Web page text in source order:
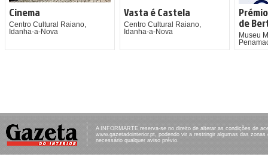
Cinema
Centro Cultural Raiano,
Idanha-a-Nova
Vasta é Castela
Centro Cultural Raiano,
Idanha-a-Nova
de
Museu
A INFORMARTE reserva-se no direito de alterar as condições de
www.gazetadointerior.pt, podendo vir a restringir algumas das
necessário qualquer aviso prévio.